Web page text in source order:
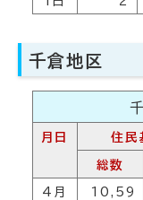
千倉地区
月日 住民
総数
4月
10,59